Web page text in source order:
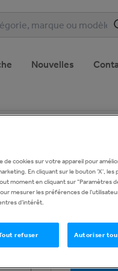
Nouvelles
cookies sur votre appareil pour
En cliquant sur le bouton 'X', les
moment en cliquant sur "Paramètres
mesurer les préférences de
d'intérêt.
refuser Autoriser